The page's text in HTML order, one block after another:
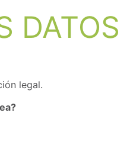
DATOS
legal.